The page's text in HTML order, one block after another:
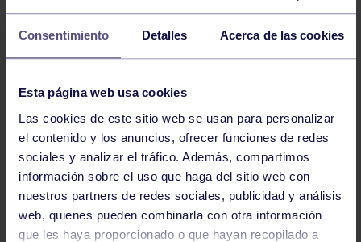
Consentimiento Detalles Acerca de las cookies
Esta página web usa cookies
Las cookies de este sitio web se usan para personalizar
el contenido y los anuncios, ofrecer funciones de redes
sociales y analizar el tráfico. Además, compartimos
información sobre el uso que haga del sitio web con
nuestros partners de redes sociales, publicidad y análisis
web, quienes pueden combinarla con otra información
que les haya proporcionado o que hayan recopilado a
Comparte
NOTICIAS RELACIONADAS